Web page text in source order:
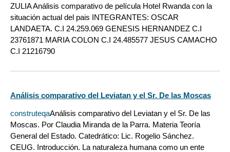
ZULIA Análisis comparativo de película Hotel Rwanda con la
situación actual del pais INTEGRANTES: OSCAR
LANDAETA. C.I 24.259.069 GENESIS HERNANDEZ C.I
23761871 MARIA COLON C.I 24.485577 JESUS CAMACHO
C.I 21216790
Análisis comparativo del Leviatan y el Sr. De las Moscas
construteqaAnálisis comparativo del Leviatan y el Sr. De las
Moscas. Por Claudia Miranda de la Parra. Materia Teoría
General del Estado. Catedrático: Lic. Rogelio Sánchez.
CEUG. Introducción. La naturaleza humana como un ente